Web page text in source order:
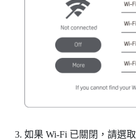
如果 Wi-Fi 已關閉，請選取